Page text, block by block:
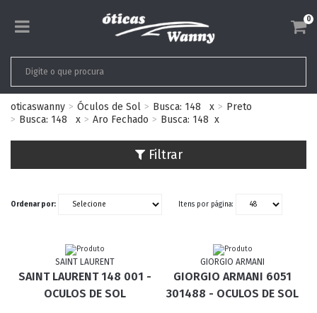
0
oticaswanny Óculos de Sol Busca: 148 x
Preto
Busca: 148
x Aro Fechado Busca: 148 x
Filtrar
Ordenar por: Itens por página:
SAINT LAURENT
SAINT LAURENT 148 001 -
OCULOS DE SOL
GIORGIO ARMANI
GIORGIO ARMANI 6051
301488 - OCULOS DE SOL